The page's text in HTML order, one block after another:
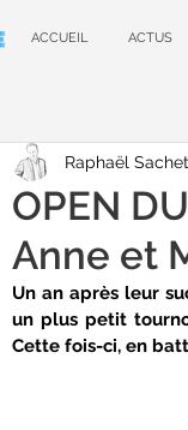
ACCUEIL ACTUS
OPEN
Anne et
Raphaël
Un an après leur
un plus petit
Cette fois-ci, en